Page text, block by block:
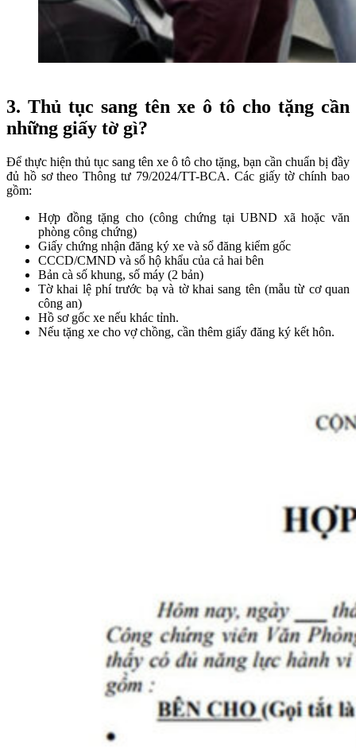
3. Thủ tục sang tên xe ô tô cho tặng cần
những giấy tờ gì?
Để thực hiện thủ tục sang tên xe ô tô cho tặng, bạn cần chuẩn bị đầy
đủ hồ sơ theo Thông tư 79/2024/TT-BCA. Các giấy tờ chính bao
gồm:
Hợp đồng tặng cho (công chứng tại UBND xã hoặc văn
phòng công chứng)
Giấy chứng nhận đăng ký xe và sổ đăng kiểm gốc
CCCD/CMND và sổ hộ khẩu của cả hai bên
Bản cà số khung, số máy (2 bản)
Tờ khai lệ phí trước bạ và tờ khai sang tên (mẫu từ cơ quan
công an)
Hồ sơ gốc xe nếu khác tỉnh.
Nếu tặng xe cho vợ chồng, cần thêm giấy đăng ký kết hôn.